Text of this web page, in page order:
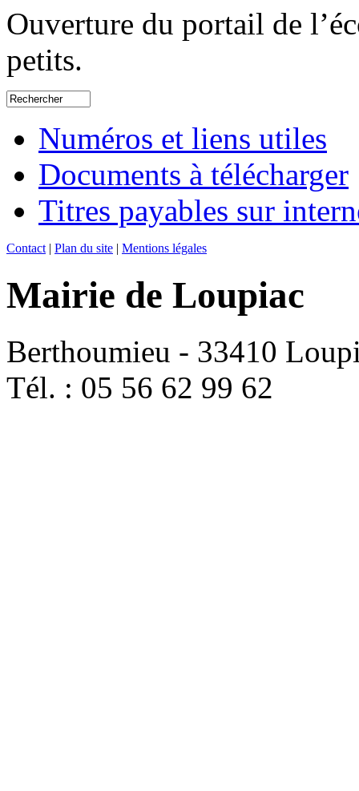
Ouverture du portail de
petits.
Numéros et liens utiles
Documents à télécharger
Titres payables sur
Contact | Plan du site | Mentions légales
Mairie de Loupiac
Berthoumieu - 33410
Tél. : 05 56 62 99 62